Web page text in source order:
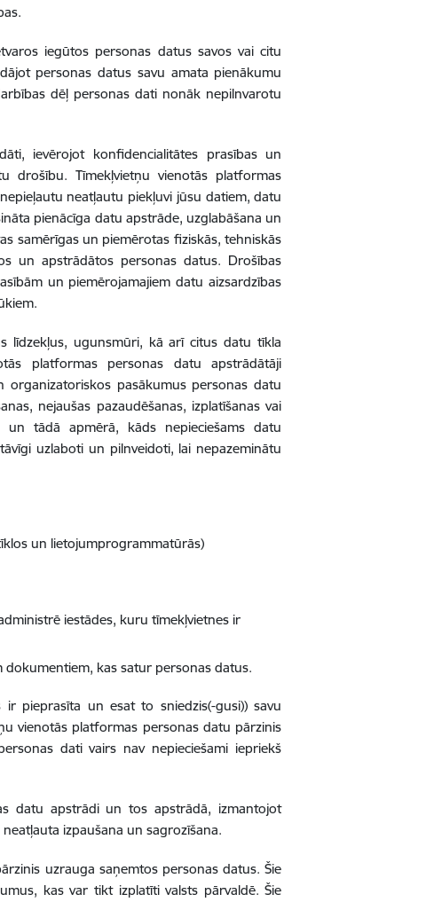
iegūtos personas datus savos vai citu
personas datus savu amata pienākumu
dēļ personas dati nonāk nepilnvarotu
ievērojot konfidencialitātes prasības un
drošību. Tīmekļvietņu vienotās platformas
neatļautu piekļuvi jūsu datiem, datu
pienācīga datu apstrāde, uzglabāšana un
samērīgas un piemērotas fiziskās, tehniskās
un apstrādātos personas datus. Drošības
un piemērojamajiem datu aizsardzības
līdzekļus, ugunsmūri, kā arī citus datu tīkla
platformas personas datu apstrādātāji
pasākumus personas datu
nejaušas pazaudēšanas, izplatīšanas vai
un tādā apmērā, kāds nepieciešams datu
uzlaboti un pilnveidoti, lai nepazeminātu
un lietojumprogrammatūrās)
iestādes, kuru tīmekļvietnes ir
kas satur personas datus.
pieprasīta un esat to sniedzis(-gusi)) savu
vienotās platformas personas datu pārzinis
dati vairs nav nepieciešami iepriekš
datu apstrādi un tos apstrādā, izmantojot
izpaušana un sagrozīšana.
uzrauga saņemtos personas datus. Šie
kas var tikt izplatīti valsts pārvaldē. Šie